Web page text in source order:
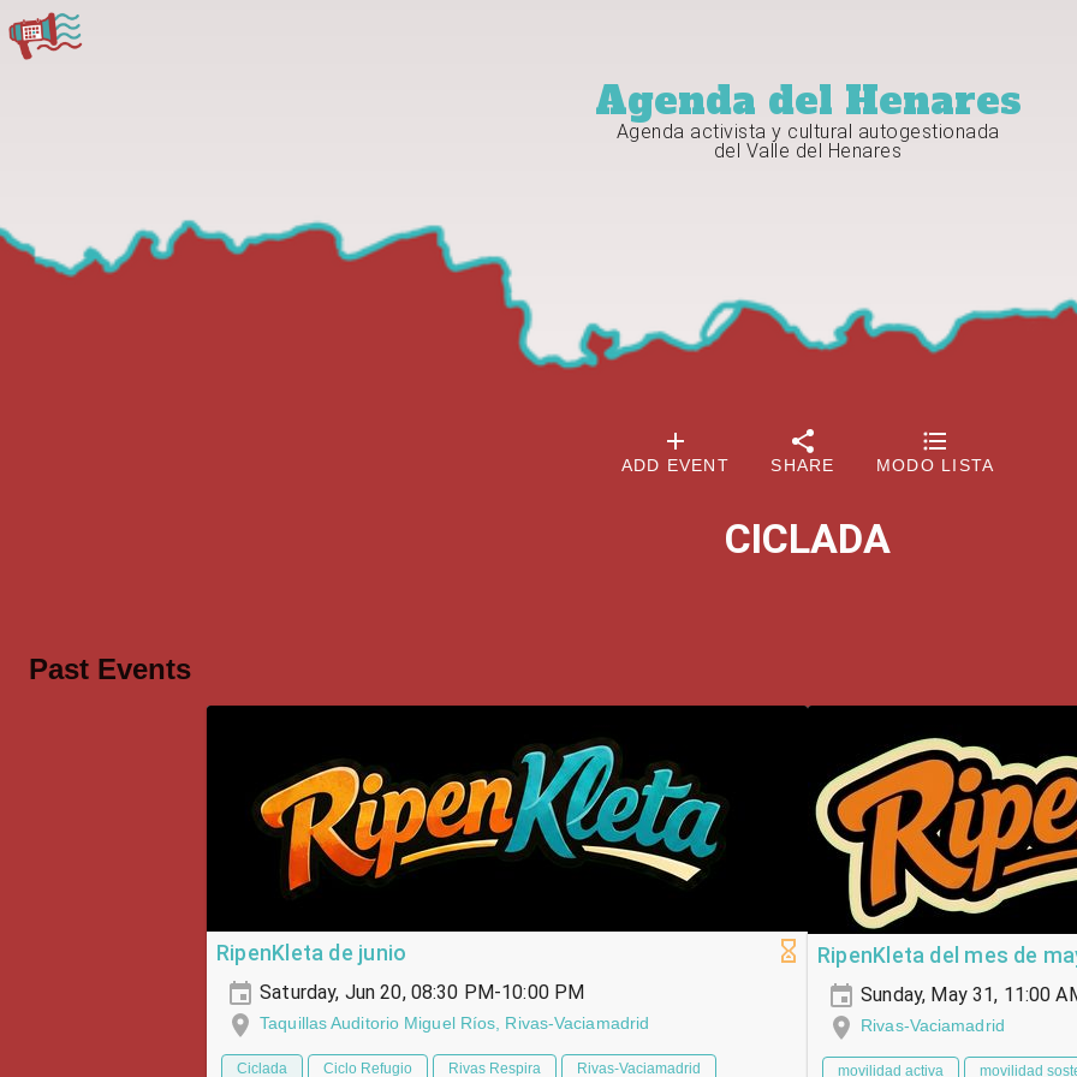
Agenda del Henares
Agenda activista y cultural autogestionada
del Valle del Henares
ADD EVENT SHARE MODO LISTA
CICLADA
Past Events
RipenKleta de junio
Saturday, Jun 20, 08:30 PM-10:00 PM
Taquillas Auditorio Miguel Ríos, Rivas-Vaciamadrid
Ciclada Ciclo Refugio Rivas Respira Rivas-Vaciamadrid
RipenKleta del mes de
Sunday, May 31, 11:00
Rivas-Vaciamadrid
movilidad activa movilidad